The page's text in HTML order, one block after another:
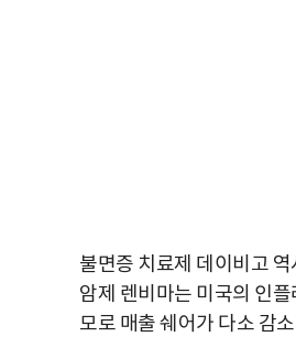
불면증 치료제 데이비고
암제 렌비마는 미국의 인
모로 매출 쉐어가 다소 감